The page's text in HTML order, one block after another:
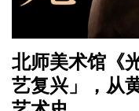
北师美术馆《
艺复兴」，从